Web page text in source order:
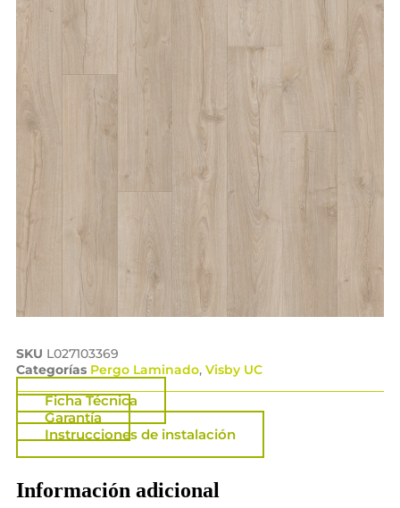
SKU L027103369
Categorías Pergo Laminado, Visby UC
Ficha Técnica
Garantía
Instrucciones de instalación
Información adicional